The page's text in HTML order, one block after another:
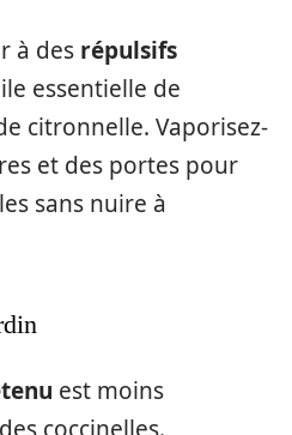
à des répulsifs
essentielle de
citronnelle. Vaporisez-
et des portes pour
sans nuire à
est moins